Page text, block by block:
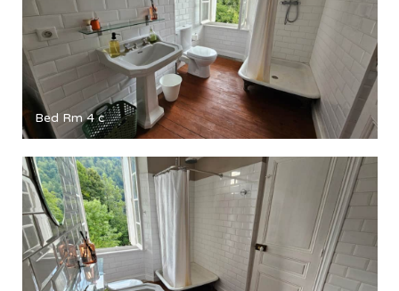
Bed Rm 4 c